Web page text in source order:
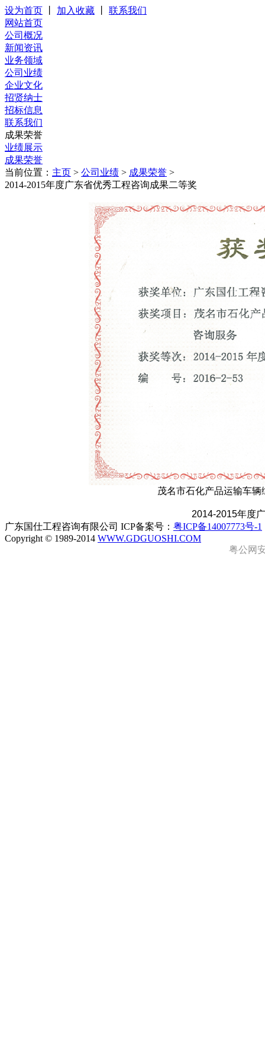
设为首页 加入收藏
联系我们
网站首页
公司概况
新闻资讯
业务领域
公司业绩
企业文化
招贤纳士
招标信息
联系我们
成果荣誉
业绩展示
成果荣誉
当前位置： 主页 > 公司业绩 > 成果荣誉 >
2014-2015年度广东省优秀工程咨询成果二等奖
茂名市石化产品运输车
2014-2015年度
广东国仕工程咨询有限公司 ICP备案号： 粤ICP备14007773号-1
Copyright © 1989-2014 WWW.GDGUOSHI.COM
粤公网